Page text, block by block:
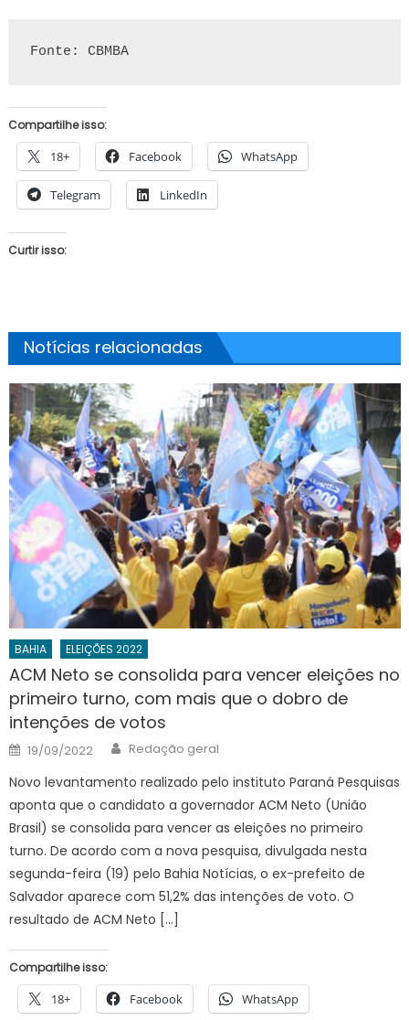
Fonte: CBMBA
Compartilhe isso:
18+ Facebook WhatsApp
Telegram LinkedIn
Curtir isso:
Notícias relacionadas
BAHIA ELEIÇÕES 2022
ACM Neto se consolida para vencer eleições no
primeiro turno, com mais que o dobro de
intenções de votos
Posted
on
19/09/2022 Author
Redação geral
Novo levantamento realizado pelo instituto Paraná Pesquisas
aponta que o candidato a governador ACM Neto (União
Brasil) se consolida para vencer as eleições no primeiro
turno. De acordo com a nova pesquisa, divulgada nesta
segunda-feira (19) pelo Bahia Notícias, o ex-prefeito de
Salvador aparece com 51,2% das intenções de voto. O
resultado de ACM Neto […]
Compartilhe isso:
18+ Facebook WhatsApp